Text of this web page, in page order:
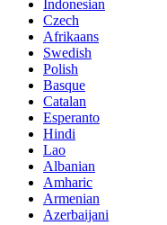
Indonesian
Czech
Afrikaans
Swedish
Polish
Basque
Catalan
Esperanto
Hindi
Lao
Albanian
Amharic
Armenian
Azerbaijani